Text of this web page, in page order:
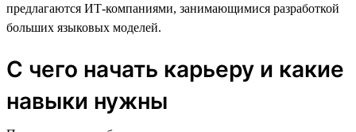
предлагаются ИТ-компаниями, занимающимися разработкой
больших языковых моделей.
С чего начать карьеру и какие
навыки нужны